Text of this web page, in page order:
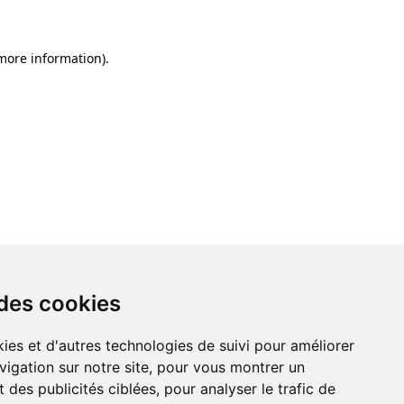
cookies
et d'autres technologies de suivi pour améliorer
sur notre site, pour vous montrer un
des publicités ciblées, pour analyser le trafic de
information).